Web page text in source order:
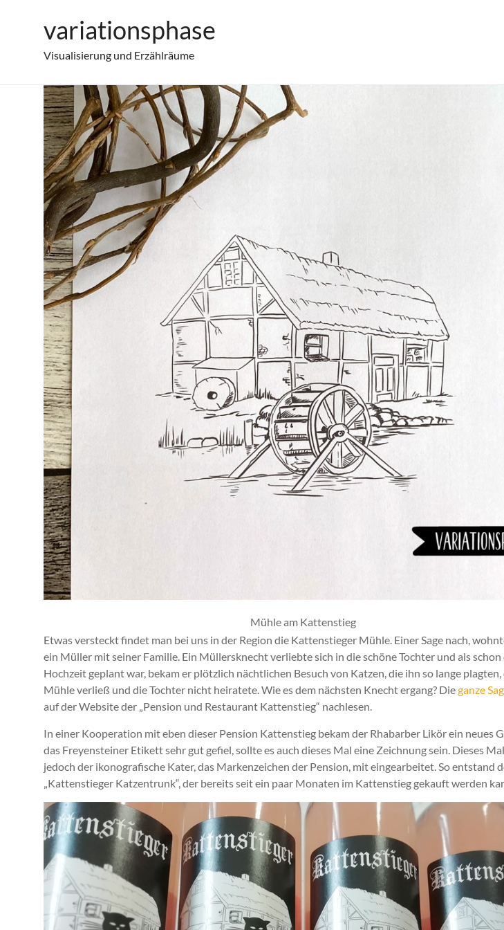
variationsphase
Visualisierung und Erzählräume
Kattenstieger Mühle
Mühle am Kattenstieg
Etwas versteckt findet man bei uns in der Region die Kattenstieger Mühle. Einer Sage nach,
ein Müller mit seiner Familie. Ein Müllersknecht verliebte sich in die schöne Tochter und als schon
Hochzeit geplant war, bekam er plötzlich nächtlichen Besuch von Katzen, die ihn so lange plagten,
Mühle verließ und die Tochter nicht heiratete. Wie es dem nächsten Knecht ergang? Dieganze
auf der Website der „Pension und Restaurant Kattenstieg“ nachlesen.
In einer Kooperation mit eben dieser Pension Kattenstieg bekam der Rhabarber Likör ein neues
das Freyensteiner Etikett sehr gut gefiel, sollte es auch dieses Mal eine Zeichnung sein. Dieses
jedoch der ikonografische Kater, das Markenzeichen der Pension, mit eingearbeitet. So entstand
„Kattenstieger Katzentrunk“, der bereits seit ein paar Monaten im Kattenstieg gekauft werden